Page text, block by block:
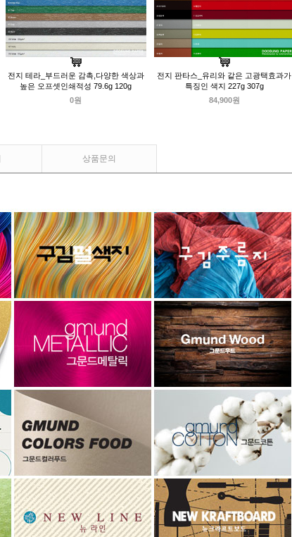
전지 테라_부드러운 감촉,다양한 색상과
높은 오프셋인쇄적성 79.6g 120g
0원
전지 판타스_유리와 같은 고광택효과가
특징인 색지 227g 307g
84,900원
상품문의